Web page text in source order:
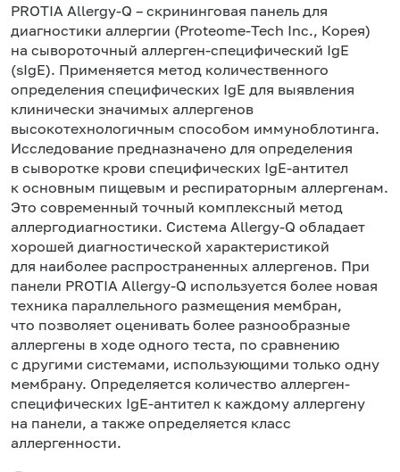
PROTIA Allergy-Q – скрининговая панель для
диагностики аллергии (Proteome-Tech Inc., Корея)
на сывороточный аллерген-специфический IgE
(sIgE). Применяется метод количественного
определения специфических IgE для выявления
клинически значимых аллергенов
высокотехнологичным способом иммуноблотинга.
Исследование предназначено для определения
в сыворотке крови специфических IgE-антител
к основным пищевым и респираторным аллергенам.
Это современный точный комплексный метод
аллергодиагностики. Система Allergy-Q обладает
хорошей диагностической характеристикой
для наиболее распространенных аллергенов. При
панели PROTIA Allergy-Q используется более новая
техника параллельного размещения мембран,
что позволяет оценивать более разнообразные
аллергены в ходе одного теста, по сравнению
с другими системами, использующими только одну
мембрану. Определяется количество аллерген-
специфических IgE-антител к каждому аллергену
на панели, а также определяется класс
аллергенности.